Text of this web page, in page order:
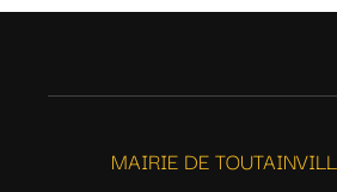
MAIRIE DE